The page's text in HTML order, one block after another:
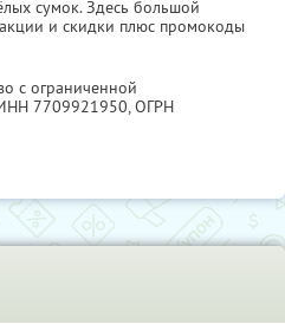
сумок. Здесь большой
и скидки плюс промокоды
с ограниченной
7709921950, ОГРН